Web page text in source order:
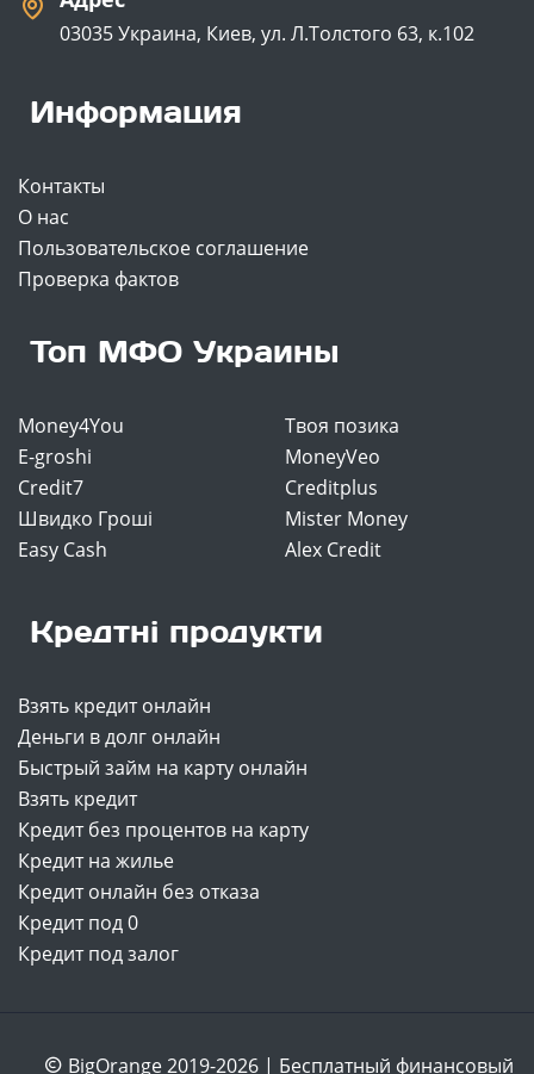
03035 Украина, Киев, ул. Л.Толстого 63, к.102
Информация
Контакты
О нас
Пользовательское соглашение
Проверка фактов
Топ МФО Украины
Money4You
Твоя позика
E-groshi
MoneyVeo
Credit7
Creditplus
Швидко Гроші
Mister Money
Easy Cash
Alex Credit
Кредтні продукти
Взять кредит онлайн
Деньги в долг онлайн
Быстрый займ на карту онлайн
Взять кредит
Кредит без процентов на карту
Кредит на жилье
Кредит онлайн без отказа
Кредит под 0
Кредит под залог
BigOrange 2019-2026 | Бесплатный финансовый